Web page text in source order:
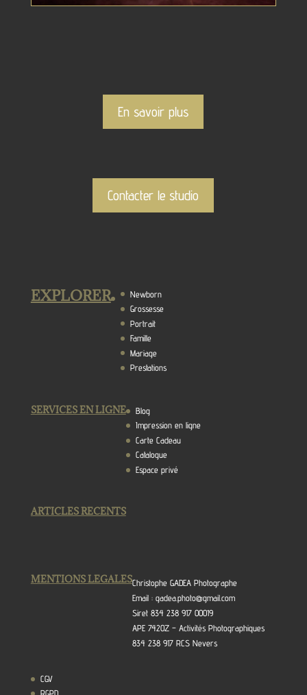
En savoir plus
Contacter le studio
EXPLORER
Newborn
Grossesse
Portrait
Famille
Mariage
Prestations
SERVICES EN LIGNE
Blog
Impression en ligne
Carte Cadeau
Catalogue
Espace privé
ARTICLES RECENTS
MENTIONS LEGALESChristophe GADEA Photographe
Email : gadea.photo@gmail.com
Siret 834 238 917 00019
APE 7420Z – Activités Photographiques
834 238 917 RCS Nevers
CGV